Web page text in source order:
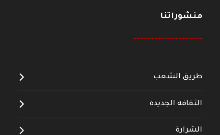
منشوراتنا
--------------------
طريق الشعب
الثقافة الجديدة
الشرارة